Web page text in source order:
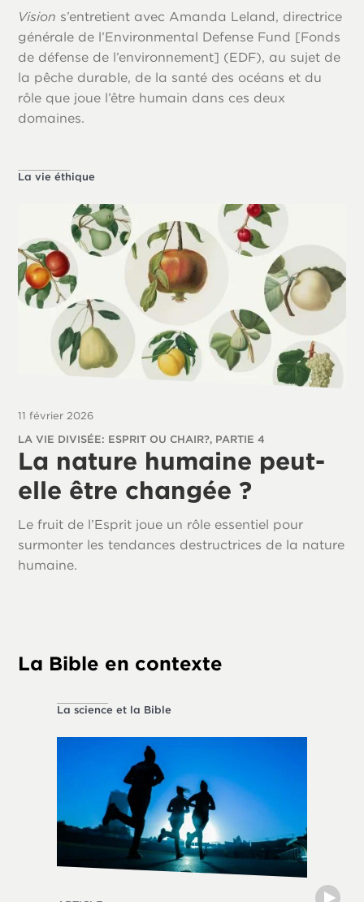
Vision s’entretient avec Amanda Leland, directrice
générale de l’Environmental Defense Fund [Fonds
de défense de l’environnement] (EDF), au sujet de
la pêche durable, de la santé des océans et du
rôle que joue l’être humain dans ces deux
domaines.
La vie éthique
11 février 2026
LA VIE DIVISÉE: ESPRIT OU CHAIR?, PARTIE 4
La nature humaine peut-
elle être changée ?
Le fruit de l’Esprit joue un rôle essentiel pour
surmonter les tendances destructrices de la nature
humaine.
La Bible en contexte
La science et la Bible